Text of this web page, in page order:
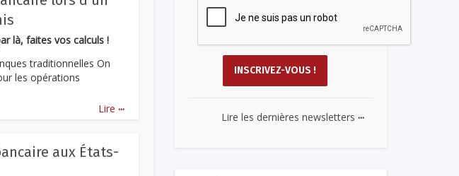
là, faites vos calculs !
traditionnelles On
les opérations
Lire ...
aux États-
Lire les dernières newsletters ...